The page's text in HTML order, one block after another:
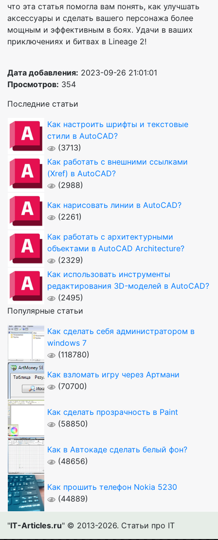
что эта статья помогла вам понять, как улучшать
аксессуары и сделать вашего персонажа более
мощным и эффективным в боях. Удачи в ваших
приключениях и битвах в Lineage 2!
Дата добавления: 2023-09-26 21:01:01
Просмотров: 354
Последние статьи
Как настроить шрифты и текстовые
стили в AutoCAD?
(3713)
Как работать с внешними ссылками
(Xref) в AutoCAD?
(2988)
Как нарисовать линии в AutoCAD?
(2261)
Как работать с архитектурными
объектами в AutoCAD Architecture?
(2329)
Как использовать инструменты
редактирования 3D-моделей в AutoCAD?
(2495)
Популярные статьи
Как сделать себя администратором в
windows 7
(118780)
Как взломать игру через Артмани
(70700)
Как сделать прозрачность в Paint
(58850)
Как в Автокаде сделать белый фон?
(48656)
Как прошить телефон Nokia 5230
(44889)
"IT-Articles.ru" © 2013-2026. Статьи про IT